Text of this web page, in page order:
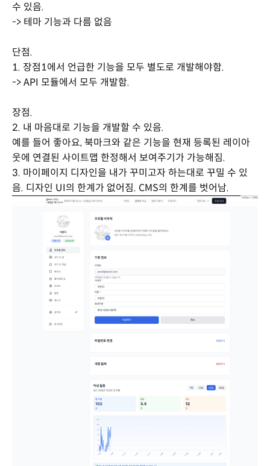
수 있음.
-> 테마 기능과 다름 없음
단점.
1. 장점1에서 언급한 기능을 모두 별도로 개발해야함.
-> API 모듈에서 모두 개발함.
장점.
2. 내 마음대로 기능을 개발할 수 있음.
예를 들어 좋아요, 북마크와 같은 기능을 현재 등록된 레이아
웃에 연결된 사이트맵 한정해서 보여주기가 가능해짐.
3. 마이페이지 디자인을 내가 꾸미고자 하는대로 꾸밀 수 있
음. 디자인 UI의 한계가 없어짐. CMS의 한계를 벗어남.